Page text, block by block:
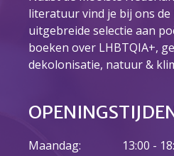
literatuur vind je bij ons de
uitgebreide selectie aan
boeken over LHBTQIA+,
dekolonisatie, natuur &
Maandag:
13:00 -